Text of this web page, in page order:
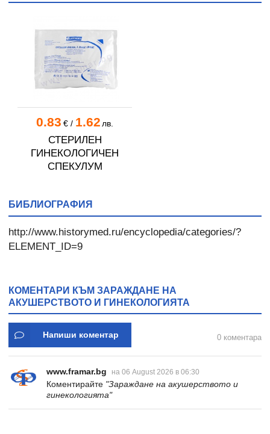
0.83 €/ 1.62 лв.
СТЕРИЛЕН
ГИНЕКОЛОГИЧЕН
СПЕКУЛУМ
БИБЛИОГРАФИЯ
http://www.historymed.ru/encyclopedia/categories/?
ELEMENT_ID=9
КОМЕНТАРИ КЪМ ЗАРАЖДАНЕ НА
АКУШЕРСТВОТО И ГИНЕКОЛОГИЯТА
Напиши коментар 0 коментара
www.framar.bg на 06 August 2026 в 06:30
Коментирайте "Зараждане на акушерството и
гинекологията"